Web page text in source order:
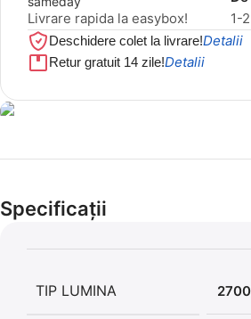
Livrare rapida la easybox! 1-
Deschidere colet la livrare!Detalii
Retur gratuit 14 zile!Detalii
Cel mai mic preț!
56,86 LEI
Specificații
TIP LUMINA